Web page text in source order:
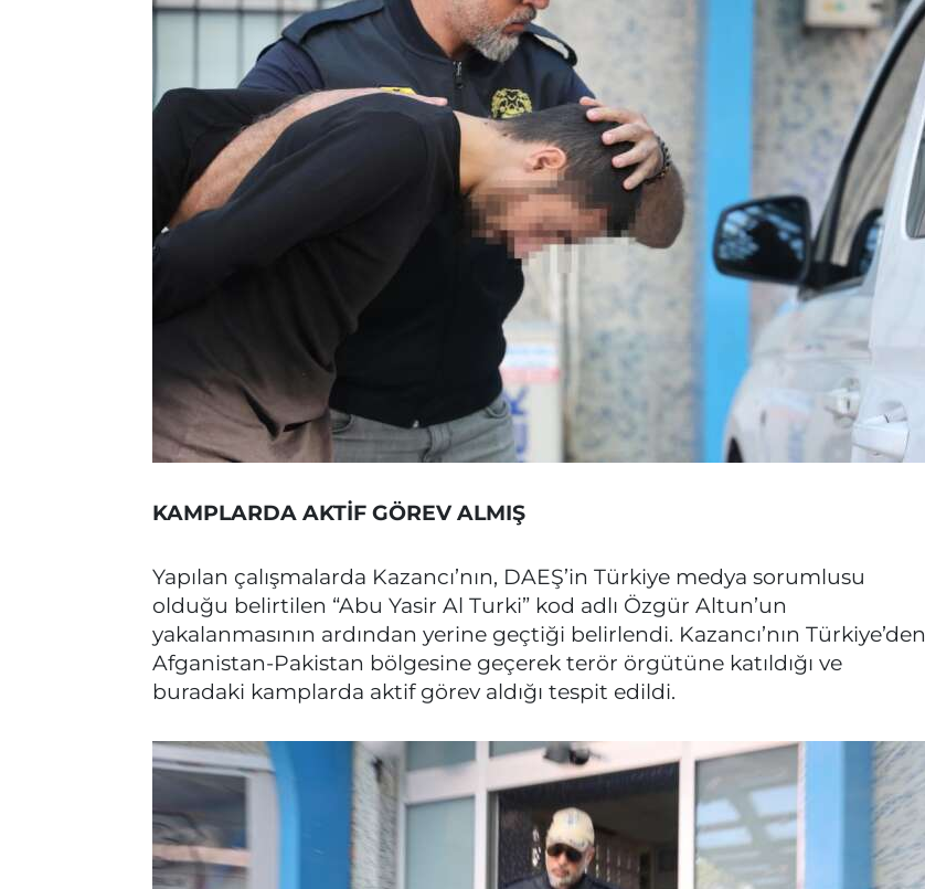
KAMPLARDA AKTİF GÖREV ALMIŞ
Yapılan çalışmalarda Kazancı’nın, DAEŞ’in Türkiye medya sorumlusu
olduğu belirtilen “Abu Yasir Al Turki” kod adlı Özgür Altun’un
yakalanmasının ardından yerine geçtiği belirlendi. Kazancı’nın Türkiye’den
Afganistan-Pakistan bölgesine geçerek terör örgütüne katıldığı ve
buradaki kamplarda aktif görev aldığı tespit edildi.